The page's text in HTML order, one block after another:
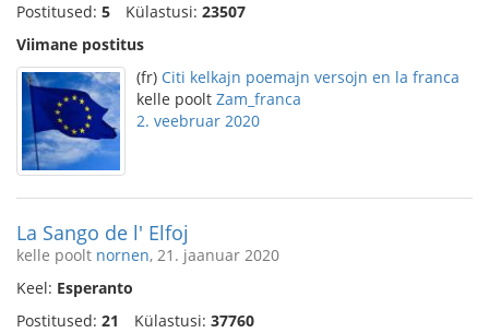
Postitused: 5 Külastusi: 23507
Viimane postitus
(fr) Citi kelkajn poemajn versojn en la franca
kelle poolt Zam_franca
2. veebruar 2020
La Sango de l' Elfoj
kelle poolt nornen, 21. jaanuar 2020
Keel: Esperanto
Postitused: 21 Külastusi: 37760